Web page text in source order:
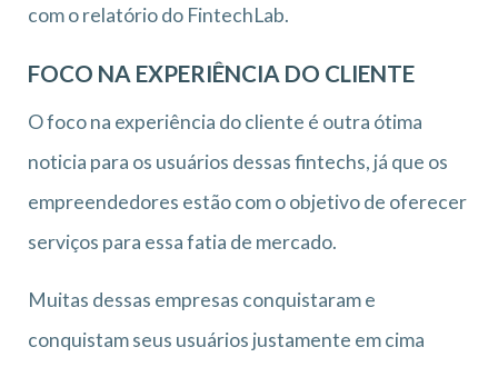
com o relatório do FintechLab.
FOCO NA EXPERIÊNCIA DO CLIENTE
O foco na experiência do cliente é outra ótima
noticia para os usuários dessas fintechs, já que os
empreendedores estão com o objetivo de oferecer
serviços para essa fatia de mercado.
Muitas dessas empresas conquistaram e
conquistam seus usuários justamente em cima